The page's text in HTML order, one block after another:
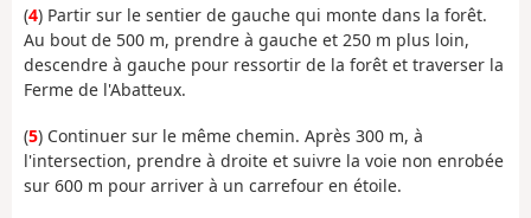
(4) Partir sur le sentier de gauche qui monte dans la forêt.
Au bout de 500 m, prendre à gauche et 250 m plus loin,
descendre à gauche pour ressortir de la forêt et traverser la
Ferme de l'Abatteux.
(5) Continuer sur le même chemin. Après 300 m, à
l'intersection, prendre à droite et suivre la voie non enrobée
sur 600 m pour arriver à un carrefour en étoile.